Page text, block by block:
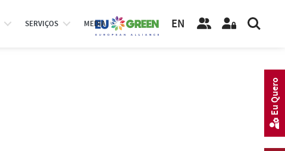
SERVIÇOS MEDIA EN
Eu Quero